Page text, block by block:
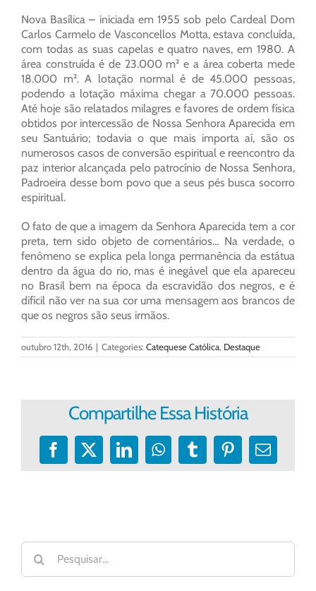
Nova Basílica – iniciada em 1955 sob pelo Cardeal Dom
Carlos Carmelo de Vasconcellos Motta, estava concluída,
com todas as suas capelas e quatro naves, em 1980. A
área construída é de 23.000 m² e a área coberta mede
18.000 m². A lotação normal é de 45.000 pessoas,
podendo a lotação máxima chegar a 70.000 pessoas.
Até hoje são relatados milagres e favores de ordem física
obtidos por intercessão de Nossa Senhora Aparecida em
seu Santuário; todavia o que mais importa aí, são os
numerosos casos de conversão espiritual e reencontro da
paz interior alcançada pelo patrocínio de Nossa Senhora,
Padroeira desse bom povo que a seus pés busca socorro
espiritual.
O fato de que a imagem da Senhora Aparecida tem a cor
preta, tem sido objeto de comentários… Na verdade, o
fenômeno se explica pela longa permanência da estátua
dentro da água do rio, mas é inegável que ela apareceu
no Brasil bem na época da escravidão dos negros, e é
difícil não ver na sua cor uma mensagem aos brancos de
que os negros são seus irmãos.
outubro 12th, 2016 | Categories: Catequese Católica, Destaque
Compartilhe Essa História
Facebook
X LinkedInWhatsApp
TumblrPinterest
E-
Buscar
resultados
para: